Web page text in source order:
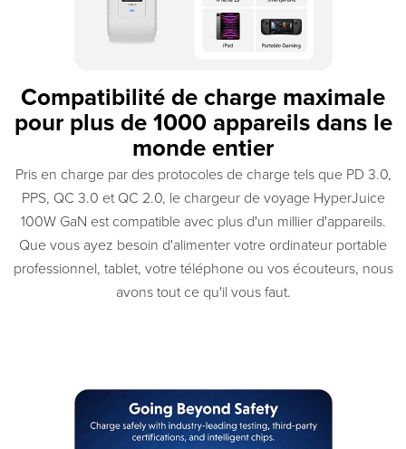
Compatibilité de charge maximale
pour plus de 1000 appareils dans le
monde entier
Pris en charge par des protocoles de charge tels que PD 3.0,
PPS, QC 3.0 et QC 2.0, le chargeur de voyage HyperJuice
100W GaN est compatible avec plus d'un millier d'appareils.
Que vous ayez besoin d'alimenter votre ordinateur portable
professionnel, tablet, votre téléphone ou vos écouteurs, nous
avons tout ce qu'il vous faut.